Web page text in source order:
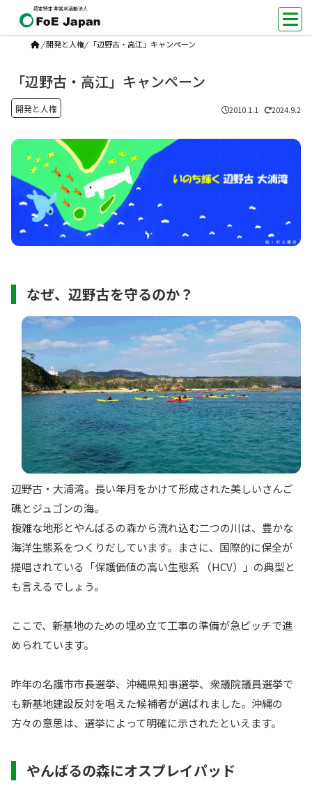
認定特定非営利活動法人
/開発と人権/ 「辺野古・高江」キャンペーン
「辺野古・高江」キャンペーン
開発と人権 2010.1.1 2024.9.2
なぜ、辺野古を守るのか？
辺野古・大浦湾。長い年月をかけて形成された美しいさんご
礁とジュゴンの海。
複雑な地形とやんばるの森から流れ込む二つの川は、豊かな
海洋生態系をつくりだしています。まさに、国際的に保全が
提唱されている「保護価値の高い生態系 （HCV）」の典型と
も言えるでしょう。
ここで、新基地のための埋め立て工事の準備が急ピッチで進
められています。
昨年の名護市市長選挙、沖縄県知事選挙、衆議院議員選挙で
も新基地建設反対を唱えた候補者が選ばれました。沖縄の
方々の意思は、選挙によって明確に示されたといえます。
やんばるの森にオスプレイパッド